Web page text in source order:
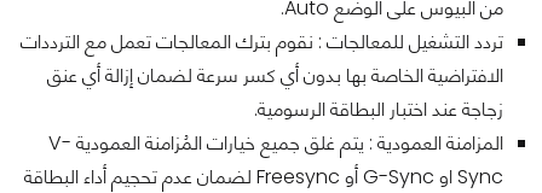
من البيوس على الوضع Auto.
تردد التشغيل للمعالجات : نقوم بترك المعالجات تعمل مع الترددات
الافتراضية الخاصة بها بدون أي كسر سرعة لضمان إزالة أي عنق
زجاجة عند اختبار البطاقة الرسومية.
المزامنة العمودية : يتم غلق جميع خيارات المُزامنة العمودية V-
Sync او G-Sync أو Freesync لضمان عدم تحجيم أداء البطاقة